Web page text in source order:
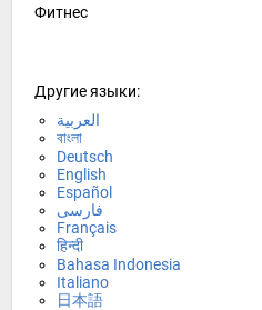
Фитнес
Другие языки:
العربية
বাংলা
Deutsch
English
Español
فارسی
Français
हिन्दी
Bahasa Indonesia
Italiano
日本語